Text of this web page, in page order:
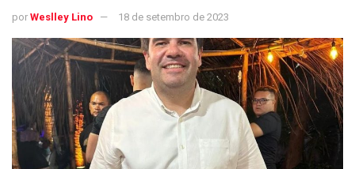
por Weslley Lino 18 de setembro de 2023